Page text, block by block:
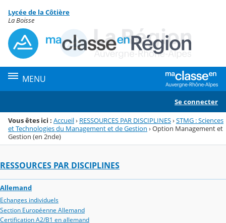
Menu de la rubrique
Contenu
Lycée de la Côtière
La Boisse
MENU
Se connecter
Vous êtes ici : Accueil› RESSOURCES PAR DISCIPLINES›STMG : Sciences
et Technologies du Management et de Gestion ›Option Management et
Gestion (en 2nde)
RESSOURCES PAR DISCIPLINES
Allemand
Echanges individuels
Section Européenne Allemand
Certification A2/B1 en allemand